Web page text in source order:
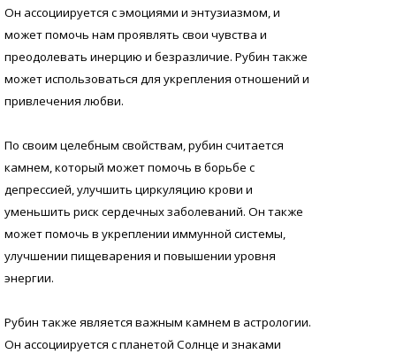
Он ассоциируется с эмоциями и энтузиазмом, и
может помочь нам проявлять свои чувства и
преодолевать инерцию и безразличие. Рубин также
может использоваться для укрепления отношений и
привлечения любви.
По своим целебным свойствам, рубин считается
камнем, который может помочь в борьбе с
депрессией, улучшить циркуляцию крови и
уменьшить риск сердечных заболеваний. Он также
может помочь в укреплении иммунной системы,
улучшении пищеварения и повышении уровня
энергии.
Рубин также является важным камнем в астрологии.
Он ассоциируется с планетой Солнце и знаками